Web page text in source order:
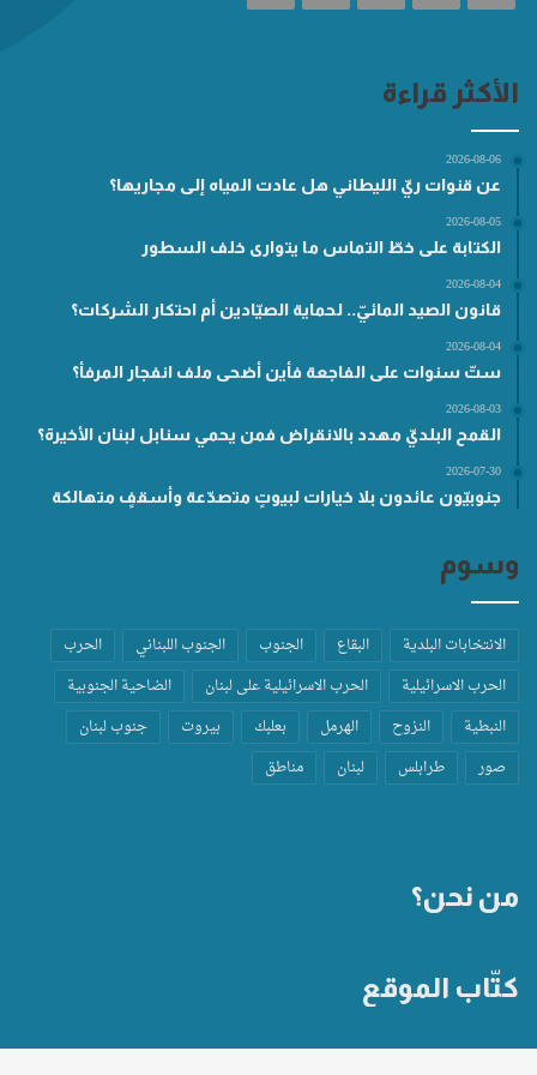
الأكثر قراءة
2026-08-06
عن قنوات ريّ الليطاني هل عادت المياه إلى مجاريها؟
2026-08-05
الكتابة على خطّ التماس ما يتوارى خلف السطور
2026-08-04
قانون الصيد المائيّ.. لحماية الصيّادين أم احتكار الشركات؟
2026-08-04
ستّ سنوات على الفاجعة فأين أضحى ملف انفجار المرفأ؟
2026-08-03
القمح البلديّ مهدد بالانقراض فمن يحمي سنابل لبنان الأخيرة؟
2026-07-30
جنوبيّون عائدون بلا خيارات لبيوتٍ متصدّعة وأسقفٍ متهالكة
وسوم
الانتخابات البلدية البقاع الجنوب الجنوب اللبناني
الحرب
الحرب الاسرائيلية
الحرب الاسرائيلية على لبنان
الضاحية الجنوبية
النبطية
النزوح الهرمل بعلبك بيروت
جنوب لبنان
صور
طرابلس لبنان مناطق
من نحن؟
كتّاب الموقع